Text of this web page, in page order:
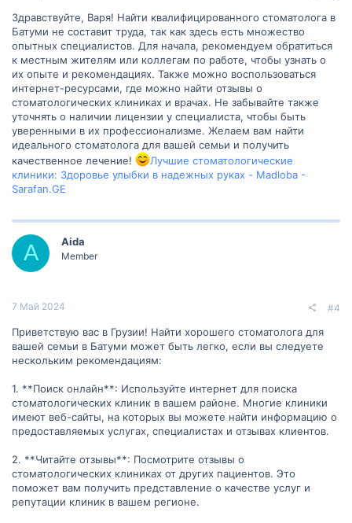
Здравствуйте, Варя! Найти квалифицированного стоматолога в
Батуми не составит труда, так как здесь есть множество
опытных специалистов. Для начала, рекомендуем обратиться
к местным жителям или коллегам по работе, чтобы узнать о
их опыте и рекомендациях. Также можно воспользоваться
интернет-ресурсами, где можно найти отзывы о
стоматологических клиниках и врачах. Не забывайте также
уточнять о наличии лицензии у специалиста, чтобы быть
уверенными в их профессионализме. Желаем вам найти
идеального стоматолога для вашей семьи и получить
качественное лечение!
Лучшие стоматологические
клиники: Здоровье улыбки в надежных руках - Madloba -
Sarafan.GE
A Aida
Member
7 Май 2024 #4
Приветствую вас в Грузии! Найти хорошего стоматолога для
вашей семьи в Батуми может быть легко, если вы следуете
нескольким рекомендациям:
1. **Поиск онлайн**: Используйте интернет для поиска
стоматологических клиник в вашем районе. Многие клиники
имеют веб-сайты, на которых вы можете найти информацию о
предоставляемых услугах, специалистах и отзывах клиентов.
2. **Читайте отзывы**: Посмотрите отзывы о
стоматологических клиниках от других пациентов. Это
поможет вам получить представление о качестве услуг и
репутации клиник в вашем регионе.